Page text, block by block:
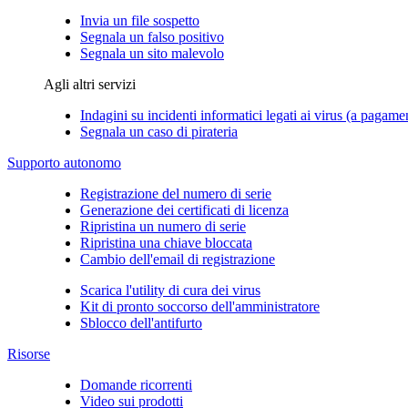
Invia un file sospetto
Segnala un falso positivo
Segnala un sito malevolo
Agli altri servizi
Indagini su incidenti informatici legati ai virus (a
Segnala un caso di pirateria
Supporto autonomo
Registrazione del numero di serie
Generazione dei certificati di licenza
Ripristina un numero di serie
Ripristina una chiave bloccata
Cambio dell'email di registrazione
Scarica l'utility di cura dei virus
Kit di pronto soccorso dell'amministratore
Sblocco dell'antifurto
Risorse
Domande ricorrenti
Video sui prodotti